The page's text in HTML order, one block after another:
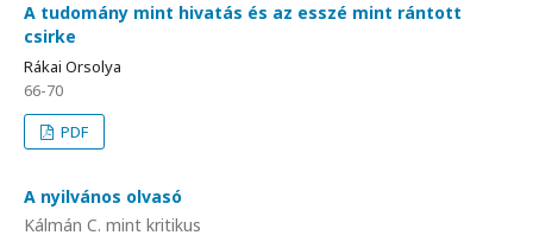
A tudomány mint hivatás és az esszé mint rántott
csirke
Rákai Orsolya
66-70
PDF
A nyilvános olvasó
Kálmán C. mint kritikus